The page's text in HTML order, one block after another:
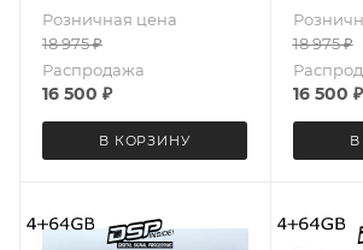
Розничная цена
18 975₽
Распродажа
16 500 ₽
В КОРЗИНУ
18 975₽
16 500 ₽